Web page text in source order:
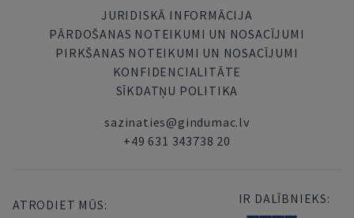
JURIDISKĀ INFORMĀCIJA
PĀRDOŠANAS NOTEIKUMI UN NOSACĪJUMI
PIRKŠANAS NOTEIKUMI UN NOSACĪJUMI
KONFIDENCIALITĀTE
SĪKDATŅU POLITIKA
sazinaties@gindumac.lv
+49 631 343738 20
ATRODIET MŪS: IR DALĪBNIEKS: